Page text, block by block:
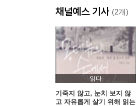
채널예스 기사 (2개)
읽다
기죽지 않고, 눈치 보지 않
고 자유롭게 살기 위해 읽는